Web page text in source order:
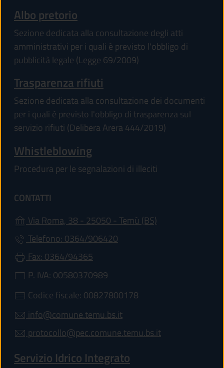
Albo pretorio
Sezione dedicata alla consultazione degli atti
amministrativi per i quali è previsto l'obbligo di
pubblicità legale (Legge 69/2009)
Trasparenza rifiuti
Sezione dedicata alla consultazione dei documenti
per i quali è previsto l'obbligo di trasparenza sul
servizio rifiuti (Delibera Arera 444/2019)
Whistleblowing
Procedura per le segnalazioni di illeciti
CONTATTI
Via Roma, 38 - 25050 - Temù (BS)
Telefono: 0364/906420
Fax: 0364/94365
P. IVA: 00580370989
Codice fiscale: 00827800178
info@comune.temu.bs.it
protocollo@pec.comune.temu.bs.it
Servizio Idrico Integrato